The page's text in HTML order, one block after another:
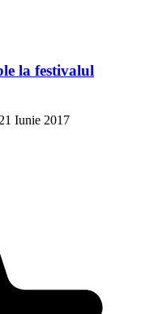
la festivalul
Iunie 2017